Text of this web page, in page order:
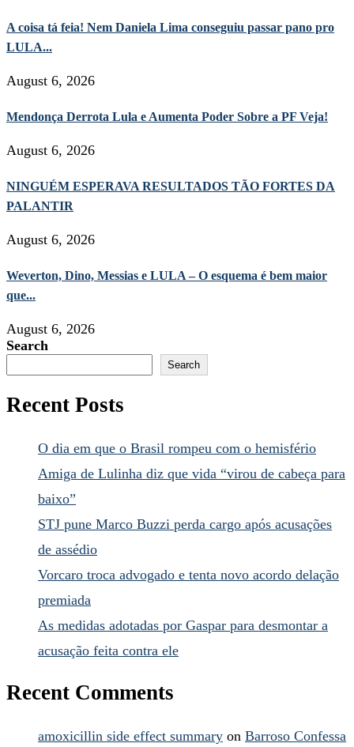
A coisa tá feia! Nem Daniela Lima conseguiu passar pano pro
LULA...
August 6, 2026
Mendonça Derrota Lula e Aumenta Poder Sobre a PF Veja!
August 6, 2026
NINGUÉM ESPERAVA RESULTADOS TÃO FORTES DA
PALANTIR
August 6, 2026
Weverton, Dino, Messias e LULA – O esquema é bem maior
que...
August 6, 2026
Search
Search
Recent Posts
O dia em que o Brasil rompeu com o hemisfério
Amiga de Lulinha diz que vida “virou de cabeça para
baixo”
STJ pune Marco Buzzi perda cargo após acusações
de assédio
Vorcaro troca advogado e tenta novo acordo delação
premiada
As medidas adotadas por Gaspar para desmontar a
acusação feita contra ele
Recent Comments
amoxicillin side effect summary on Barroso Confessa